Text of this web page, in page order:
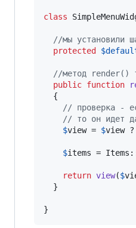
class
//мы установили
protected
$
//метод render()
public function
  {
// проверка -
// то он идет
$view = $view ?
$items =
return view($
  }
}